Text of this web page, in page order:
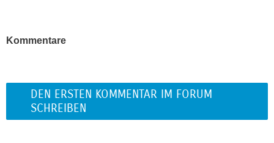
Kommentare
DEN ERSTEN KOMMENTAR IM FORUM
SCHREIBEN